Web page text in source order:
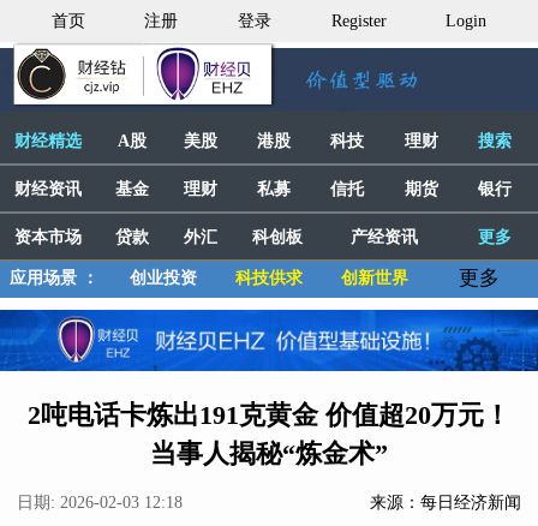
首页 注册 登录 Register Login
财经精选 A股 美股 港股 科技 理财 搜索
财经资讯 基金 理财 私募 信托 期货 银行
资本市场 贷款 外汇 科创板 产经资讯 更多
应用场景 ： 创业投资 科技供求 创新世界 更多
2吨电话卡炼出191克黄金 价值超20万元！
当事人揭秘“炼金术”
日期: 2026-02-03 12:18 来源：每日经济新闻